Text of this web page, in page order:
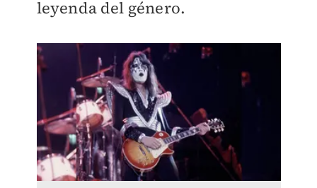
leyenda del género.